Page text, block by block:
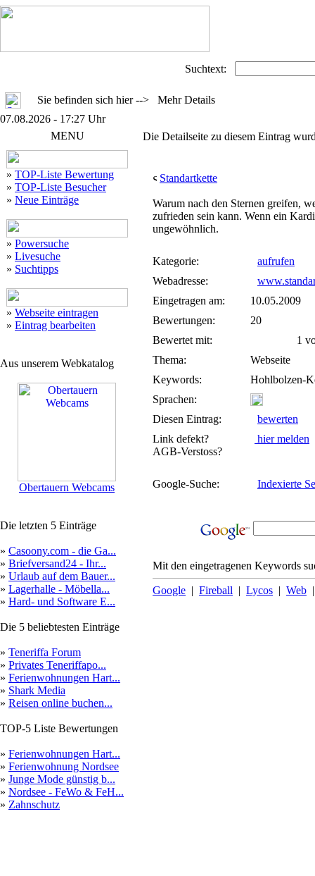
Suchtext:
Sie befinden sich hier --> Mehr Details
07.08.2026 - 17:27 Uhr
MENU
» TOP-Liste Bewertung
» TOP-Liste Besucher
» Neue Einträge
» Powersuche
» Livesuche
» Suchtipps
» Webseite eintragen
» Eintrag bearbeiten
Aus unserem Webkatalog
Obertauern Webcams
Die letzten 5 Einträge
» Casoony.com - die Ga...
» Briefversand24 - Ihr...
» Urlaub auf dem Bauer...
» Lagerhalle - Möbella...
» Hard- und Software E...
Die 5 beliebtesten Einträge
» Teneriffa Forum
» Privates Teneriffapo...
» Ferienwohnungen Hart...
» Shark Media
» Reisen online buchen...
TOP-5 Liste Bewertungen
» Ferienwohnungen Hart...
» Ferienwohnung Nordsee
» Junge Mode günstig b...
» Nordsee - FeWo & FeH...
» Zahnschutz
Die Detailseite zu diesem Eintrag
Standartkette
Warum nach den Sternen greifen,
zufrieden sein kann. Wenn ein
ungewöhnlich.
Kategorie:
aufrufen
Webadresse:
Eingetragen am:
10.05.2009
Bewertungen:
20
Bewertet mit:
1
Thema:
Webseite
Keywords:
Hohlbolzen-
Sprachen:
Diesen Eintrag:
bewerten
Link defekt?
AGB-Verstoss?
hier melden
Google-Suche: Indexierte
Mit den eingetragenen Keywords
Google | Fireball | Lycos | Web